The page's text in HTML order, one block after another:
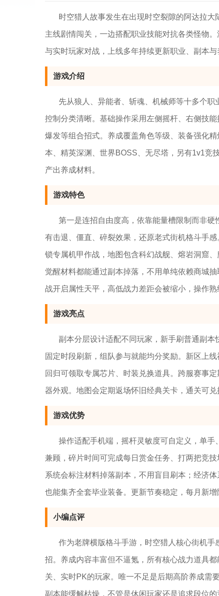
时空猎人故事发生在出现时空裂隙的阿达拉
主线剧情闯关，一边搭配职业技能对抗各类怪物
与实时玩家对战，上线多年持续更新职业、副本
游戏介绍
先从狼人、异能者、斩魂、机械师等十多个
控制分类清晰。基础操作采用左侧摇杆、右侧技
爆发等组合招式。养成覆盖角色等级、装备强化
本、精英深渊、世界BOSS、无尽塔，另有1v1竞
产出养成材料。
游戏特色
第一是连招自由度高，依靠能量槽限制而非
有击退、僵直、碎裂效果，还原老式街机格斗手
锁专属机甲作战，地图包含科幻战舰、熔岩洞窟
觉醒材料都能通过副本掉落，不用单纯依赖商城
战开启属性天平，高低战力差距会被缩小，操作
游戏亮点
副本分层设计适配不同玩家，新手刷普通副
固定时段刷新，组队参与就能均分奖励。新区上
回归可领取专属芯片、时装兑换道具。跨服赛事
器外观。地图会定期返场怀旧经典关卡，通关可
游戏优势
操作适配手机端，摇杆灵敏度可自定义，单
兼顾，碎片时间可完成每日赏金任务、打两把竞
系统会标注材料掉落副本，不用盲目刷本；经济
也能集齐全套毕业装备。更新节奏稳定，每月新
小编点评
作为老牌横版格斗手游，时空猎人核心街机
招。养成内容丰富但不逼氪，所有核心战力道具
关、实时PK的玩家。唯一不足是后期高阶养成需
副本能缓解枯燥，不管是休闲玩家还是追求段位